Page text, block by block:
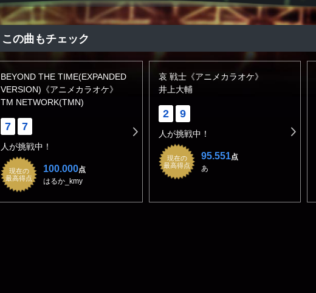
この曲もチェック
BEYOND THE TIME(EXPANDED
VERSION)《アニメカラオケ》
TM NETWORK(TMN)
7 7
人が挑戦中！
現在の
最高得点
100.000点
はるか_kmy
哀 戦士《アニメカラオケ》
井上大輔
2 9
人が挑戦中！
現在の
最高得点
95.551点
あ